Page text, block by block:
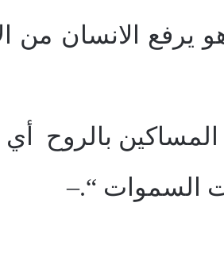
يرفع الانسان من
بالروح
–السموات “.